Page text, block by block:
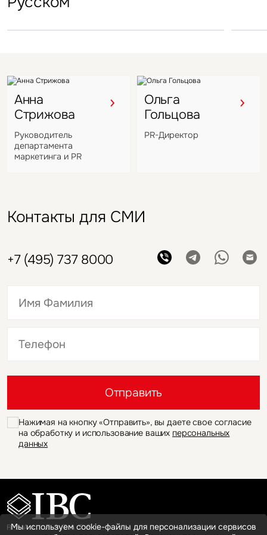
Анна
Стрижова
Руководитель
департамента
маркетинга и PR
Ольга
Гольцова
PR-Директор
Контакты для СМИ
+7 (495) 737 8000
Отправить
Нажимая на кнопку «Отправить», вы даете свое согласие
на обработку и использование ваших персональных
данных
Мы используем cookie-файлы для персонализации сервисов